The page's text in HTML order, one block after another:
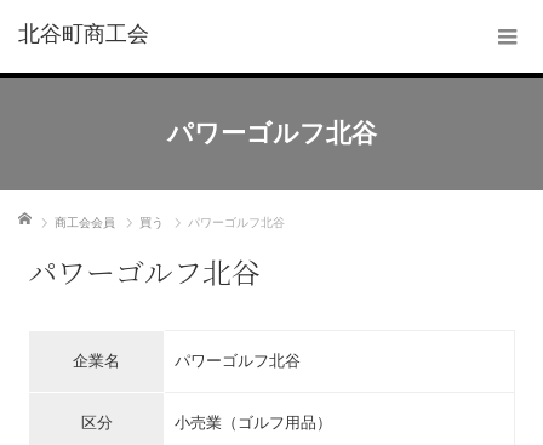
北谷町商工会
パワーゴルフ北谷
ホーム 商工会会員 買う パワーゴルフ北谷
パワーゴルフ北谷
企業名 パワーゴルフ北谷
区分 小売業（ゴルフ用品）